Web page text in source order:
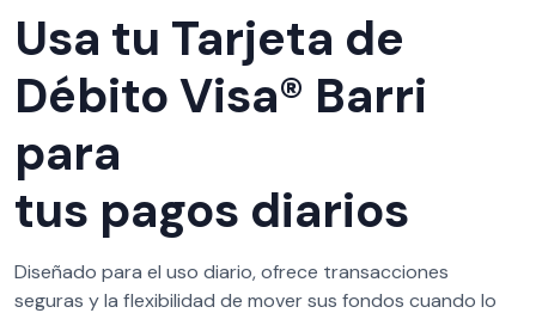
Usa tu Tarjeta de
Débito Visa® Barri
para
tus pagos diarios
Diseñado para el uso diario, ofrece transacciones
seguras y la flexibilidad de mover sus fondos cuando lo